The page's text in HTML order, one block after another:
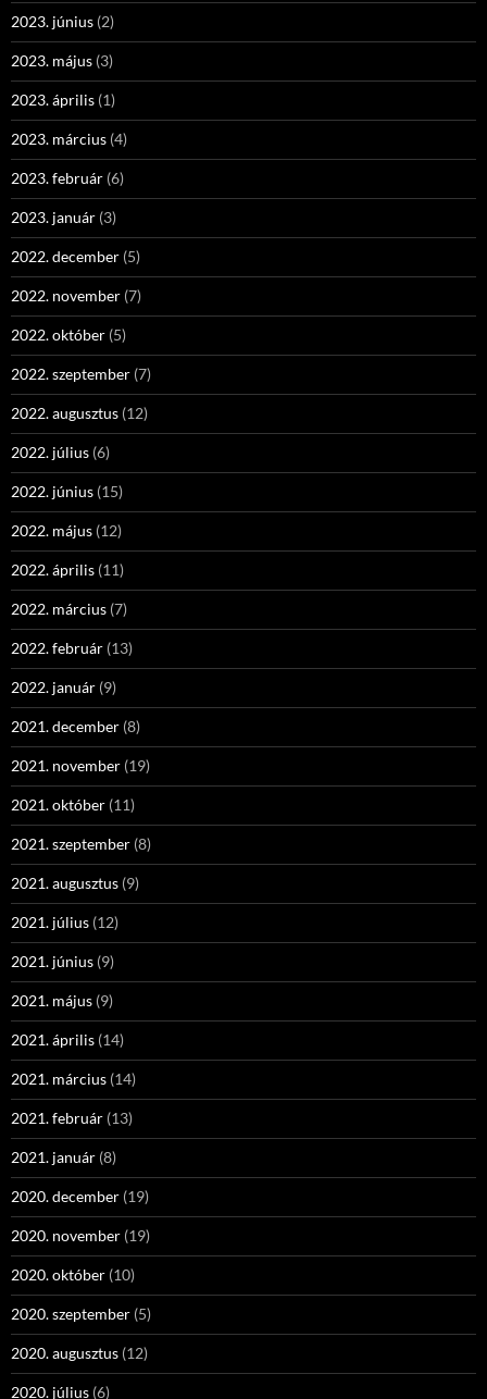
2023. június (2)
2023. május (3)
2023. április (1)
2023. március (4)
2023. február (6)
2023. január (3)
2022. december (5)
2022. november (7)
2022. október (5)
2022. szeptember (7)
2022. augusztus (12)
2022. július (6)
2022. június (15)
2022. május (12)
2022. április (11)
2022. március (7)
2022. február (13)
2022. január (9)
2021. december (8)
2021. november (19)
2021. október (11)
2021. szeptember (8)
2021. augusztus (9)
2021. július (12)
2021. június (9)
2021. május (9)
2021. április (14)
2021. március (14)
2021. február (13)
2021. január (8)
2020. december (19)
2020. november (19)
2020. október (10)
2020. szeptember (5)
2020. augusztus (12)
2020. július (6)